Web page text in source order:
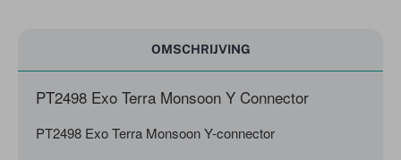
OMSCHRIJVING
PT2498 Exo Terra Monsoon Y Connector
PT2498 Exo Terra Monsoon Y-connector